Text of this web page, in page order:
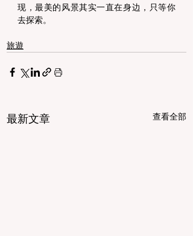
现，最美的风景其实一直在身边，只等你
去探索。
旅遊
最新文章 查看全部